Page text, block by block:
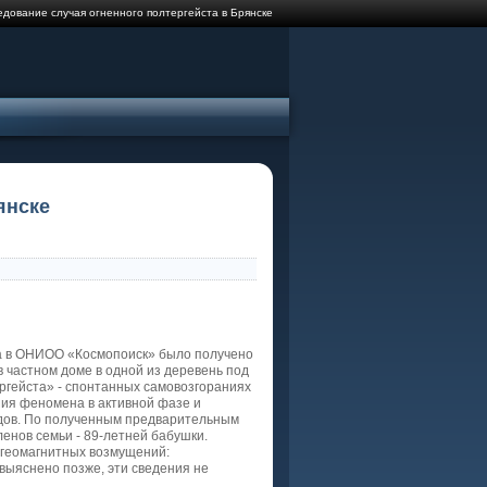
случая огненного полтергейста в Брянске
в ОНИОО «Космопоиск» было получено
частном доме в одной из деревень под
- спонтанных самовозгораниях
феномена в активной фазе и
По полученным предварительным
семьи - 89-летней бабушки.
возмущений:
позже, эти сведения не